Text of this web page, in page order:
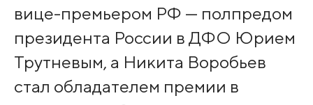
вице-премьером РФ — полпредом
президента России в ДФО Юрием
Трутневым, а Никита Воробьев
стал обладателем премии в